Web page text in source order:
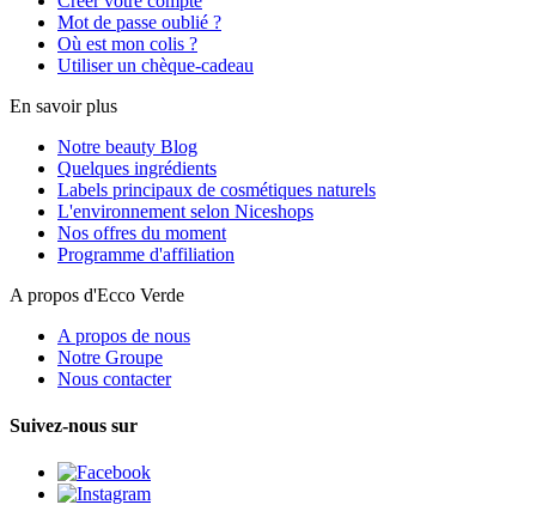
Mot de passe oublié ?
Où est mon colis ?
Utiliser un chèque-cadeau
En savoir plus
Notre beauty Blog
Quelques ingrédients
Labels principaux de cosmétiques naturels
L'environnement selon Niceshops
Nos offres du moment
Programme d'affiliation
A propos d'Ecco Verde
A propos de nous
Notre Groupe
Nous contacter
Suivez-nous sur